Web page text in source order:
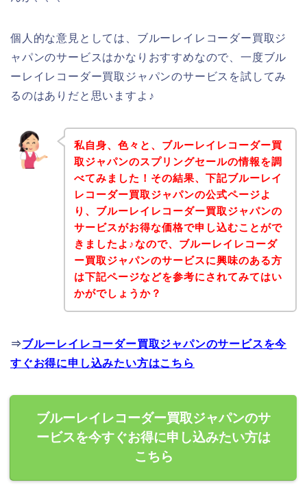
個人的な意見としては、ブルーレイレコーダー買取ジ
ャパンのサービスはかなりおすすめなので、一度ブル
ーレイレコーダー買取ジャパンのサービスを試してみ
るのはありだと思いますよ♪
私自身、色々と、ブルーレイレコーダー買
取ジャパンのスプリングセールの情報を調
べてみました！その結果、下記ブルーレイ
レコーダー買取ジャパンの公式ページよ
り、ブルーレイレコーダー買取ジャパンの
サービスがお得な価格で申し込むことがで
きましたよ♪なので、ブルーレイレコーダ
ー買取ジャパンのサービスに興味のある方
は下記ページなどを参考にされてみてはい
かがでしょうか？
⇒ブルーレイレコーダー買取ジャパンのサービスを今
すぐお得に申し込みたい方はこちら
ブルーレイレコーダー買取ジャパンのサ
ービスを今すぐお得に申し込みたい方は
こちら